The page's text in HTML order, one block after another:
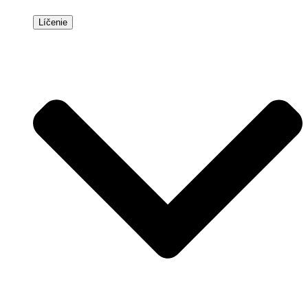
Líčenie